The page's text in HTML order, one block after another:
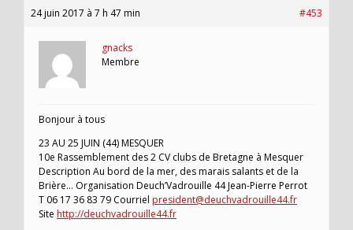
24 juin 2017 à 7 h 47 min #453
gnacks
Membre
Bonjour à tous
23 AU 25 JUIN (44) MESQUER
10e Rassemblement des 2 CV clubs de Bretagne à Mesquer
Description Au bord de la mer, des marais salants et de la
Brière… Organisation Deuch’Vadrouille 44 Jean-Pierre Perrot
T 06 17 36 83 79 Courriel president@deuchvadrouille44.fr
Site http://deuchvadrouille44.fr